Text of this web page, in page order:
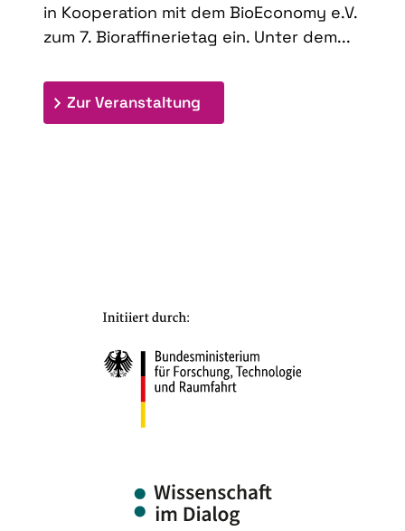
in Kooperation mit dem BioEconomy e.V.
zum 7. Bioraffinerietag ein. Unter dem...
Zur Veranstaltung